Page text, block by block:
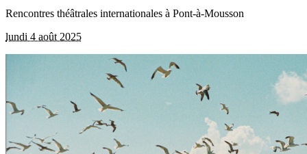
Rencontres théâtrales internationales à Pont-à-Mousson
lundi 4 août 2025